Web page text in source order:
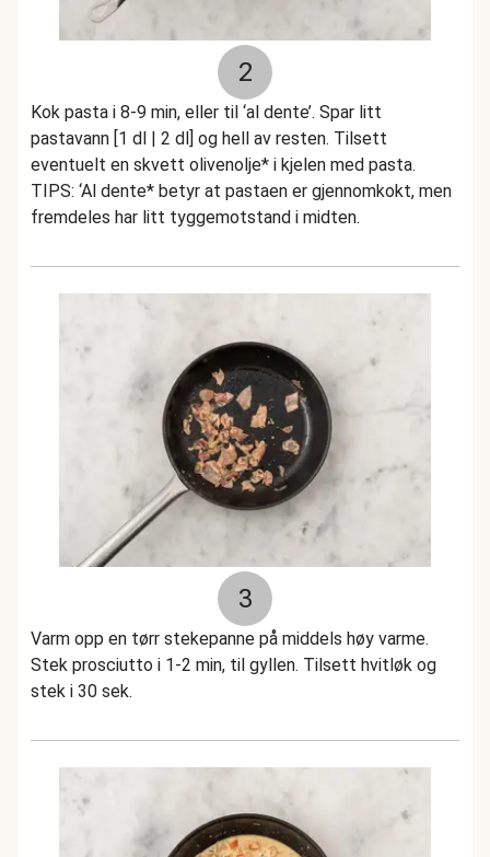
2
Kok pasta i 8-9 min, eller til ‘al dente’. Spar litt
pastavann [1 dl | 2 dl] og hell av resten. Tilsett
eventuelt en skvett olivenolje* i kjelen med pasta.
TIPS: ‘Al dente* betyr at pastaen er gjennomkokt, men
fremdeles har litt tyggemotstand i midten.
3
Varm opp en tørr stekepanne på middels høy varme.
Stek prosciutto i 1-2 min, til gyllen. Tilsett hvitløk og
stek i 30 sek.